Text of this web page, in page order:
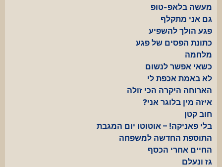
מעשה בלאפ-טופ
גם אני מתקלף
פגע הולך להשפיע
כתונת הפסים של פגע
מלחמה
כשאי אפשר לנשום
לא באמת אכפת לי
הארוחה היקרה הכי זולה
איזה מין בלוגר אני?
חוב קטן
בלי פאניקה! – אוטוטו יום המגבת
התוספת החדשה למשפחה
החיים אחרי הכסף
גז ונעלם